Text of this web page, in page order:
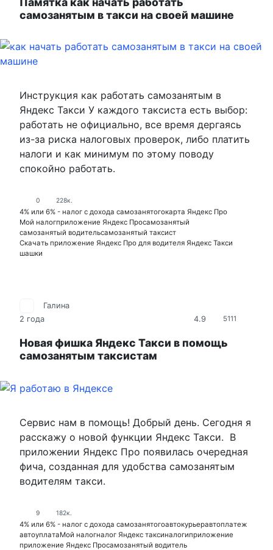
самозанятым в такси на своей машине
Инструкция как работать самозанятым в
Яндекс Такси У каждого таксиста есть выбор:
работать не официально, все время дергаясь
из-за риска налоговых проверок, либо платить
налоги и как минимум по этому поводу
спокойно работать.
0 228к.
4% или 6% - налог с дохода самозанятогокарта Яндекс Про
Мой налогприложение Яндекс Просамозанятый
самозанятый водительсамозанятый таксист
Скачать приложение Яндекс Про для водителя Яндекс Такси
шашки
5111
4.9
Галина
2 года
Новая фишка Яндекс Такси в помощь
самозанятым таксистам
Сервис нам в помощь! Добрый день. Сегодня я
расскажу о новой функции Яндекс Такси. В
приложении Яндекс Про появилась очередная
фича, созданная для удобства самозанятым
водителям такси.
9 182к.
4% или 6% - налог с дохода самозанятогоавтокурьеравтоплатеж
автоуплатаМой налогналог Яндекс таксиналогиприложение
приложение Яндекс Просамозанятый водитель